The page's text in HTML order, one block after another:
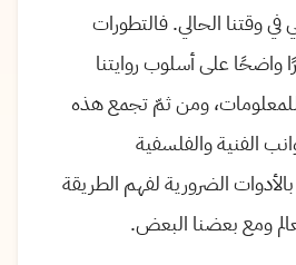
في وقتنا الحالي. فالتطورات
واضحًا على أسلوب روايتنا
ومن ثمّ تجمع هذه
الفنية والفلسفية
الضرورية لفهم الطريقة
ومع بعضنا البعض.